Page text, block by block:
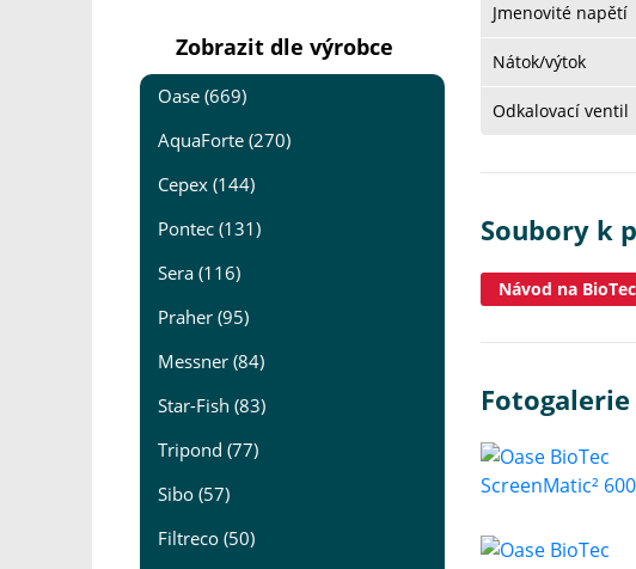
Zobrazit dle výrobce
Oase (669)
AquaForte (270)
Cepex (144)
Pontec (131)
Sera (116)
Praher (95)
Messner (84)
Star-Fish (83)
Tripond (77)
Sibo (57)
Filtreco (50)
Jmenovité napětí
Nátok/výtok
Odkalovací ventil
Soubory k
Návod na
Fotogalerie